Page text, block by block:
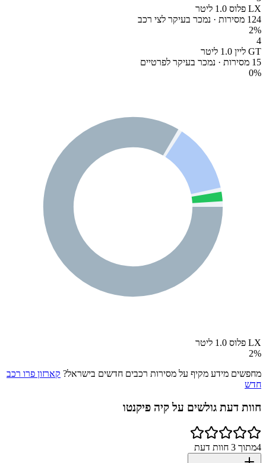
LX פלוס 1.0 ליטר
124 מסירות · נמכר בעיקר לצי רכב
2%
4
GT ליין 1.0 ליטר
15 מסירות · נמכר בעיקר לפרטיים
0%
LX פלוס 1.0 ליטר
2%
מחפשים מידע מקיף על מסירות רכבים חדשים בישראל? קארזון פרו רכב
חדש
חוות דעת גולשים על קיה פיקנטו
4מתוך 3 חוות דעת